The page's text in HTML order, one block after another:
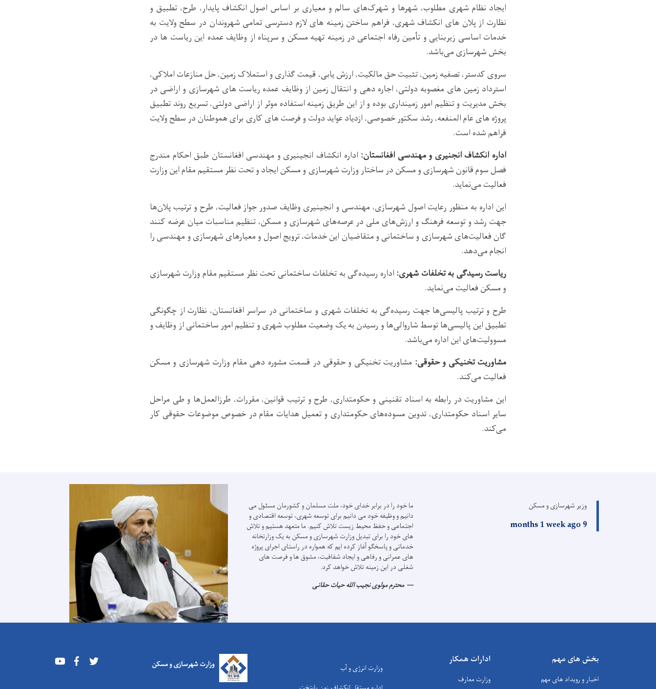
ایجاد نظام شهری مطلوب، شهرها و شهرک‌های سالم و معیاری بر اساس اصول انکشاف پایدار، طرح، تطبیق و
نظارت از پلان های انکشاف شهری، فراهم ساختن زمینه های لازم دسترسی تمامی شهروندان در سطح ولایت به
خدمات اساسی زیربنایی و تأمین رفاه اجتماعی در زمینه تهیه مسکن و سرپناه از وظایف عمده این ریاست ها در
بخش شهرسازی می‌باشد.
سروی کدستر، تصفیه زمین، تثبیت حق مالکیت، ارزش یابی، قیمت گذاری و استملاک زمین، حل منازعات املاکی،
استرداد زمین های مغصوبه دولتی، اجاره دهی و انتقال زمین از وظایف عمده ریاست های شهرسازی و اراضی در
بخش مدیریت و تنظیم امور زمینداری بوده و از این طریق زمینه استفاده موثر از اراضی دولتی، تسریع روند تطبیق
پروژه های عام المنفعه، رشد سکتور خصوصی، ازدیاد عواید دولت و فرصت های کاری برای هموطنان در سطح ولایت
فراهم شده است.
اداره انکشاف انجنیری و مهندسی افغانستان: اداره انکشاف انجینیری و مهندسی افغانستان طبق احکام مندرج
فصل سوم قانون شهرسازی و مسکن در ساختار وزارت شهرسازی و مسکن ایجاد و تحت نظر مستقیم مقام این وزارت
فعالیت می‌نماید.
این اداره به منظور رعایت اصول شهرسازی، مهندسی و انجینیری وظایف صدور جواز فعالیت، طرح و ترتیب پلان‌ها
جهت رشد و توسعه فرهنگ و ارزش‌های ملی در عرصه‌‌های شهرسازی و مسکن، تنظیم مناسبات میان عرضه کنند
گان فعالیت‌های شهرسازی و ساختمانی و متقاضیان این خدمات، ترویج اصول و معیارهای شهرسازی و مهندسی را
انجام می‌دهد.
ریاست رسیدگی به تخلفات شهری:اداره رسیده‌گی به تخلفات ساختمانی تحت نظر مستقیم مقام وزارت شهرسازی
و مسکن فعالیت می‌نماید.
طرح و ترتیب پالیسی‌ها جهت رسیده‌گی به تخلفات شهری و ساختمانی در سراسر افغانستان، نظارت از چگونگی
تطبیق این پالیسی‌ها توسط شاروالی‌ها و رسیدن به یک وضعیت مطلوب شهری و تنظیم امور ساختمانی از وظایف و
مسوولیت‌های این اداره می‌باشد.
مشاوریت تخنیکی و حقوقی: مشاوریت تخنیکی و حقوقی در قسمت مشوره دهی مقام وزارت شهرسازی و مسکن
فعالیت می‌کند.
این مشاوریت در رابطه به اسناد تقنینی و حکومتداری، طرح و ترتیب قوانین، مقررات، طرزالعمل‌ها و طی مراحل
سایر اسناد حکومتداری، تدوین مسوده‌های حکومتداری و تعمیل هدایات مقام در خصوص موضوعات حقوقی کار
می‌کند.
وزیر شهرسازی و مسکن
9 months 1 week ago
ما خود را در برابر خدای خود، ملت مسلمان و کشورمان مسئول می
دانیم و وظیفه خود می دانیم برای توسعه شهری، توسعه اقتصادی و
اجتماعی و حفظ محیط زیست تلاش کنیم. ما متعهد هستیم و تلاش
های خود را برای تبدیل وزارت شهرسازی و مسکن به یک وزارتخانه
خدماتی و پاسخگو آغاز کرده ایم که همواره در راستای اجرای پروژه
های عمرانی و رفاهی و ایجاد شفافیت، مشوق ها و فرصت های
شغلی در این زمینه تلاش خواهد کرد.
محترم مولوی نجیب الله حیات حقانی
بخش های مهم
اخبار و رویداد های مهم
ادارات همکار
وزارت معارف
وزارت انرژی و آب
وزارت شهرسازی و مسکن Youtube Facebook